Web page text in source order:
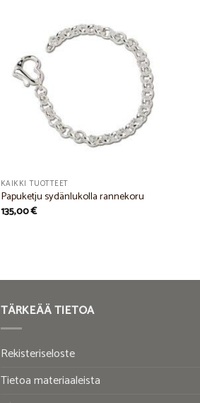
Add to
Wishlist
KAIKKI TUOTTEET
Papuketju sydänlukolla rannekoru
135,00€
TÄRKEÄÄ TIETOA
Rekisteriseloste
Tietoa materiaaleista